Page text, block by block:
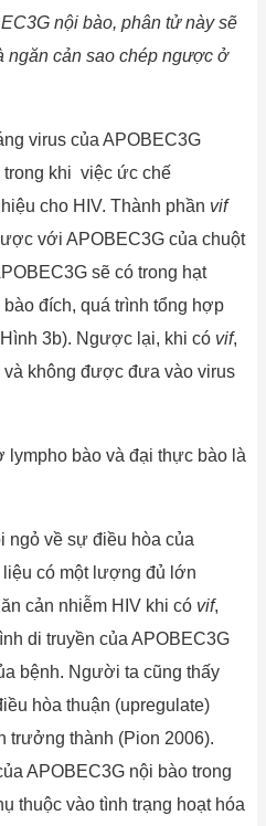
nội bào, phân tử này sẽ
ngăn cản sao chép ngược ở
virus của APOBEC3G
khi việc ức chế
cho HIV. Thành phần vif
với APOBEC3G của chuột
sẽ có trong hạt
đích, quá trình tổng hợp
3b). Ngược lại, khi có vif,
không được đưa vào virus
bào và đại thực bào là
ngỏ về sự điều hòa của
có một lượng đủ lớn
cản nhiễm HIV khi có vif,
di truyền của APOBEC3G
bệnh. Người ta cũng thấy
hòa thuận (upregulate)
trưởng thành (Pion 2006).
APOBEC3G nội bào trong
vào tình trạng hoạt hóa